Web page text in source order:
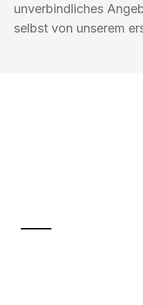
unverbindliches
selbst von unserem